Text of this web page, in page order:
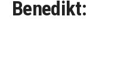
Benedikt: